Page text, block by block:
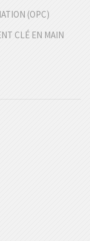
(OPC)
CLÉ EN MAIN